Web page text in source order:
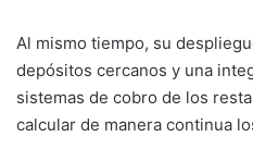
Al mismo tiempo, su
depósitos cercanos y una
sistemas de cobro de los
calcular de manera continua